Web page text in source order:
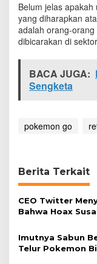
n
e
Belum jelas
yang diharapkan
adalah orang-
dibicarakan di
BACA JUGA:
Sengketa
pokemon go
Berita Terkait
CEO Twitter
Bahwa Hoax
Medsos
Imutnya Sabun
Telur Pokemon